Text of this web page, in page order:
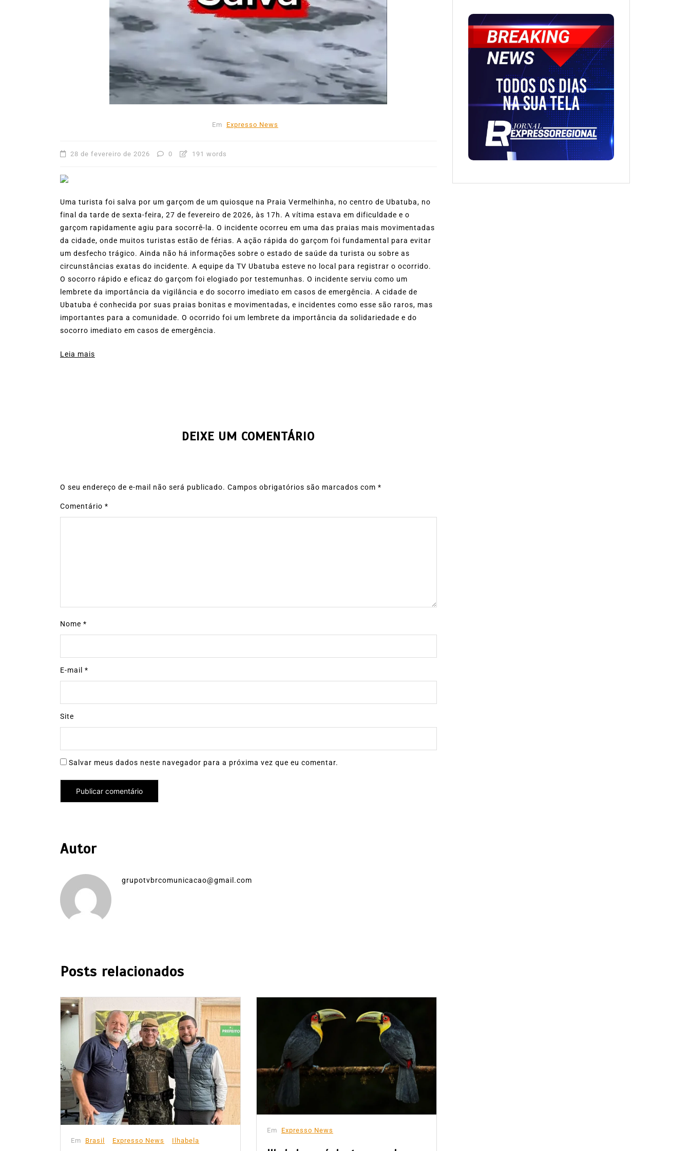
Em Expresso News
28 de fevereiro de 2026 0 191 words
Uma turista foi salva por um garçom de um quiosque na Praia Vermelhinha, no centro de Ubatuba, no
final da tarde de sexta-feira, 27 de fevereiro de 2026, às 17h. A vítima estava em dificuldade e o
garçom rapidamente agiu para socorrê-la. O incidente ocorreu em uma das praias mais movimentadas
da cidade, onde muitos turistas estão de férias. A ação rápida do garçom foi fundamental para evitar
um desfecho trágico. Ainda não há informações sobre o estado de saúde da turista ou sobre as
circunstâncias exatas do incidente. A equipe da TV Ubatuba esteve no local para registrar o ocorrido.
O socorro rápido e eficaz do garçom foi elogiado por testemunhas. O incidente serviu como um
lembrete da importância da vigilância e do socorro imediato em casos de emergência. A cidade de
Ubatuba é conhecida por suas praias bonitas e movimentadas, e incidentes como esse são raros, mas
importantes para a comunidade. O ocorrido foi um lembrete da importância da solidariedade e do
socorro imediato em casos de emergência.
Leia mais
DEIXE UM COMENTÁRIO
O seu endereço de e-mail não será publicado. Campos obrigatórios são marcados com *
Comentário *
Nome *
E-mail *
Site
Salvar meus dados neste navegador para a próxima vez que eu comentar.
Autor
grupotvbrcomunicacao@gmail.com
Posts relacionados
Em Brasil Expresso News Ilhabela
Em Expresso News